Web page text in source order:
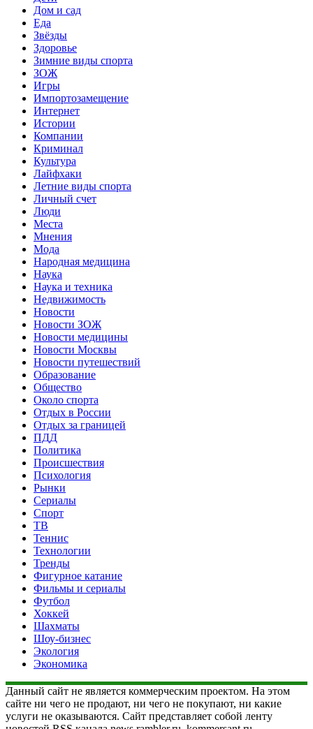
Дом и сад
Еда
Звёзды
Здоровье
Зимние виды спорта
ЗОЖ
Игры
Импортозамещение
Интернет
Истории
Компании
Криминал
Культура
Лайфхаки
Летние виды спорта
Личный счет
Люди
Места
Мнения
Мода
Народная медицина
Наука
Наука и техника
Недвижимость
Новости
Новости ЗОЖ
Новости медицины
Новости Москвы
Новости путешествий
Образование
Общество
Около спорта
Отдых в России
Отдых за границей
ПДД
Политика
Происшествия
Психология
Рынки
Сериалы
Спорт
ТВ
Теннис
Технологии
Тренды
Фигурное катание
Фильмы и сериалы
Футбол
Хоккей
Шахматы
Шоу-бизнес
Экология
Экономика
Данный сайт не является коммерческим проектом. На этом
сайте ни чего не продают, ни чего не покупают, ни какие
услуги не оказываются. Сайт представляет собой ленту